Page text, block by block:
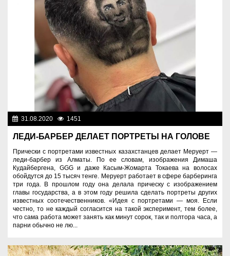
31.08.2020 1451
ЛЕДИ-БАРБЕР ДЕЛАЕТ ПОРТРЕТЫ НА ГОЛОВЕ
Прически с портретами известных казахстанцев делает Меруерт —
леди-барбер из Алматы. По ее словам, изображения Димаша
Кудайбергена, GGG и даже Касым-Жомарта Токаева на волосах
обойдутся до 15 тысяч тенге. Меруерт работает в сфере барберинга
три года. В прошлом году она делала прическу с изображением
главы государства, а в этом году решила сделать портреты других
известных соотечественников. «Идея с портретами — моя. Если
честно, то не каждый согласится на такой эксперимент, тем более,
что сама работа может занять как минут сорок, так и полтора часа, а
парни обычно не лю...